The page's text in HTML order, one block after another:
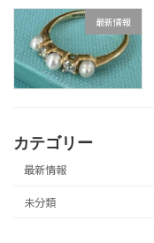
最新情報
カテゴリー
最新情報
未分類